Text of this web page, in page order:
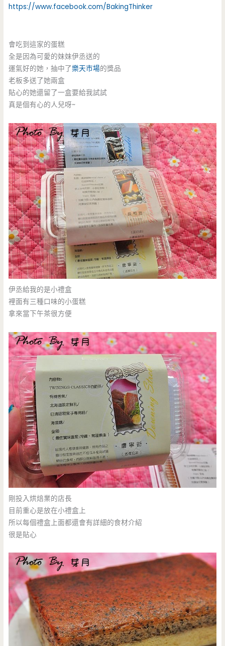
https://www.facebook.com/BakingThinker
會吃到這家的蛋糕
全是因為可愛的妹妹伊丞送的
運氣好的她，抽中了樂天市場的獎品
老板多送了她兩盒
貼心的她還留了一盒要給我試試
真是個有心的人兒呀~
伊丞給我的是小禮盒
裡面有三種口味的小蛋糕
拿來當下午茶很方便
剛投入烘焙業的店長
目前重心是放在小禮盒上
所以每個禮盒上面都還會有詳細的食材介紹
很是貼心